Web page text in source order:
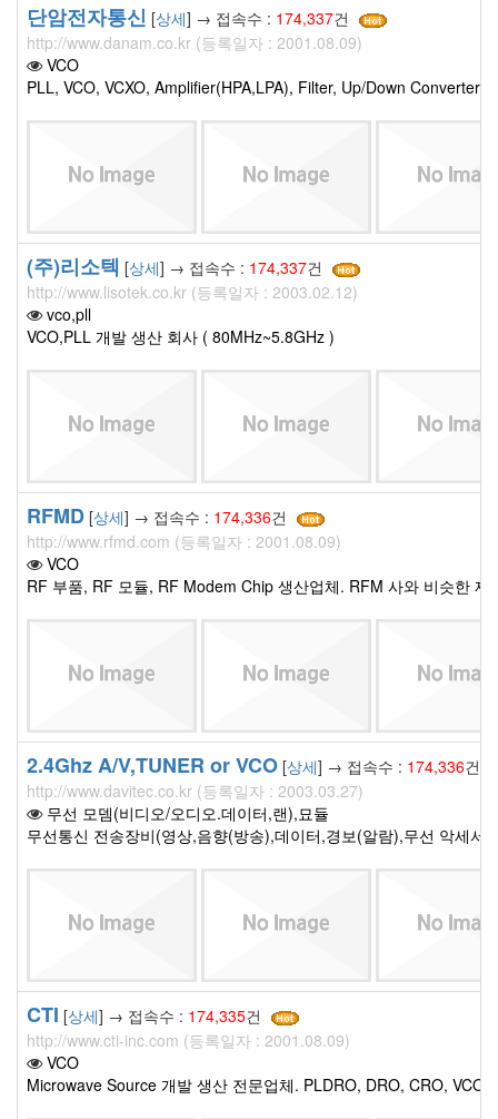
단암전자통신 [상세] → 접속수 : 174,337건
http://www.danam.co.kr (등록일자 : 2001.08.09)
VCO
PLL, VCO, VCXO, Amplifier(HPA,LPA), Filter, Up/Down Converter,
(주)리소텍 [상세] → 접속수 : 174,337건
http://www.lisotek.co.kr (등록일자 : 2003.02.12)
vco,pll
VCO,PLL 개발 생산 회사 ( 80MHz~5.8GHz )
RFMD [상세] → 접속수 : 174,336건
http://www.rfmd.com (등록일자 : 2001.08.09)
VCO
RF 부품, RF 모듈, RF Modem Chip 생산업체. RFM 사와 비슷한 제
2.4Ghz A/V,TUNER or VCO [상세] → 접속수 : 174,336건
http://www.davitec.co.kr (등록일자 : 2003.03.27)
무선 모뎀(비디오/오디오.데이터,랜),묘듈
무선통신 전송장비(영상,음향(방송),데이터,경보(알람),무선 악세서
CTI [상세] → 접속수 : 174,335건
http://www.cti-inc.com (등록일자 : 2001.08.09)
VCO
Microwave Source 개발 생산 전문업체. PLDRO, DRO, CRO, VCO